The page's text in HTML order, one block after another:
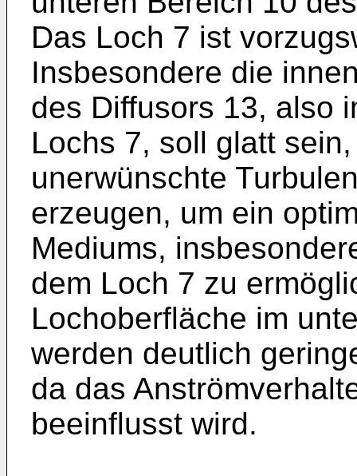
Das Loch 7 ist
Insbesondere die
des Diffusors 13, also
Lochs 7, soll glatt
unerwünschte
erzeugen, um ein
Mediums,
dem Loch 7 zu
Lochoberfläche im
werden deutlich
da das
beeinflusst wird.